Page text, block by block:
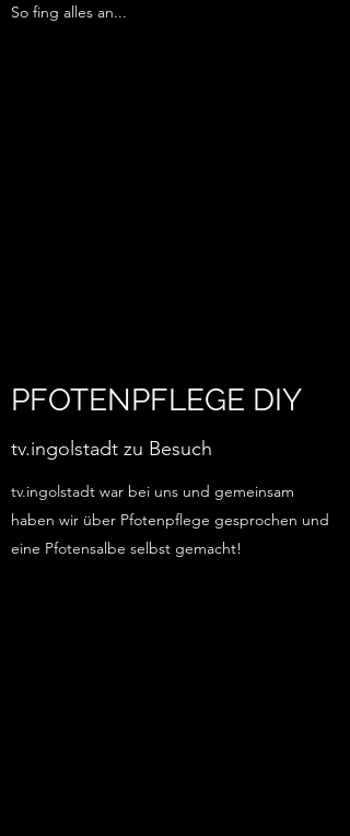
So fing alles an...
PFOTENPFLEGE DIY
tv.ingolstadt zu Besuch
tv.ingolstadt war bei uns und gemeinsam
haben wir über Pfotenpflege gesprochen und
eine Pfotensalbe selbst gemacht!